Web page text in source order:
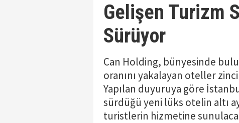
Gelişen Turizm
Sürüyor
Can Holding, bünyesinde
oranını yakalayan oteller
Yapılan duyuruya göre
sürdüğü yeni lüks otelin altı
turistlerin hizmetine